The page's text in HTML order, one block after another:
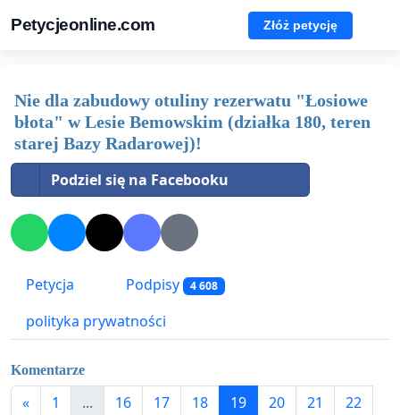
Petycjeonline.com Złóż petycję
Nie dla zabudowy otuliny rezerwatu "Łosiowe
błota" w Lesie Bemowskim (działka 180, teren
starej Bazy Radarowej)!
Podziel się na Facebooku
Petycja Podpisy 4 608
polityka prywatności
Komentarze
« 1 ... 16 17 18 19 20 21
22